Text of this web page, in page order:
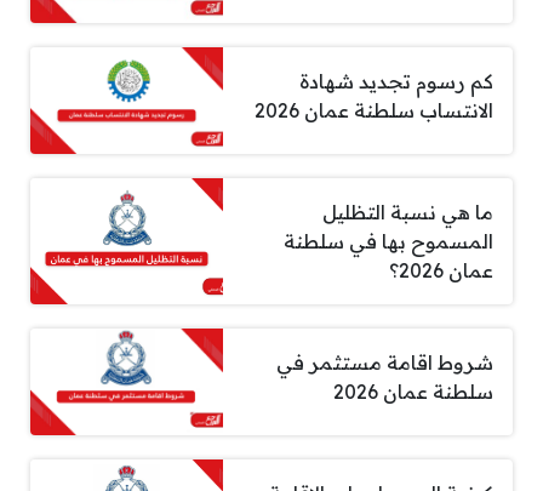
كم رسوم تجديد شهادة
الانتساب سلطنة عمان 2026
ما هي نسبة التظليل
المسموح بها في سلطنة
عمان 2026؟
شروط اقامة مستثمر في
سلطنة عمان 2026